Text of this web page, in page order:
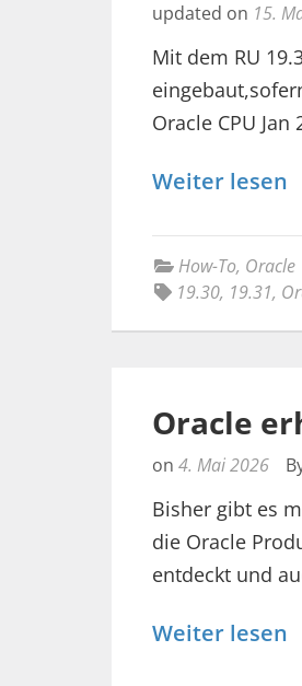
updated on 15.
Mit dem RU
Oracle CPU
Weiter lesen
How-To, Oracle
19.30, 19.31,
Oracle
on 4. Mai 2026
Bisher gibt es
die Oracle
entdeckt und
Weiter lesen